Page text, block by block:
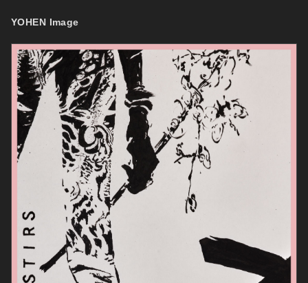
YOHEN Image